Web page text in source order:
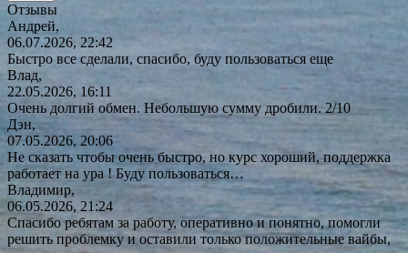
Отзывы
Андрей,
06.07.2026, 22:42
Быстро все сделали, спасибо, буду пользоваться еще
Влад,
22.05.2026, 16:11
Очень долгий обмен. Небольшую сумму дробили. 2/10
Дэн,
07.05.2026, 20:06
Не сказать чтобы очень быстро, но курс хороший, поддержка
работает на ура ! Буду пользоваться…
Владимир,
06.05.2026, 21:24
Спасибо ребятам за работу, оперативно и понятно, помогли
решить проблемку и оставили только положительные вайбы,